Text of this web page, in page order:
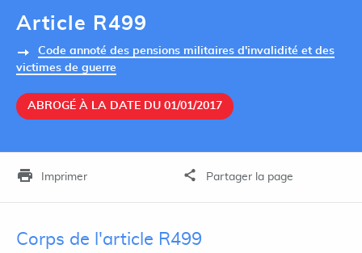
Article R499
Code annoté des pensions militaires d'invalidité et des
victimes de guerre
ABROGÉ À LA DATE DU 01/01/2017
Imprimer Partager la page
Corps de l'article R499